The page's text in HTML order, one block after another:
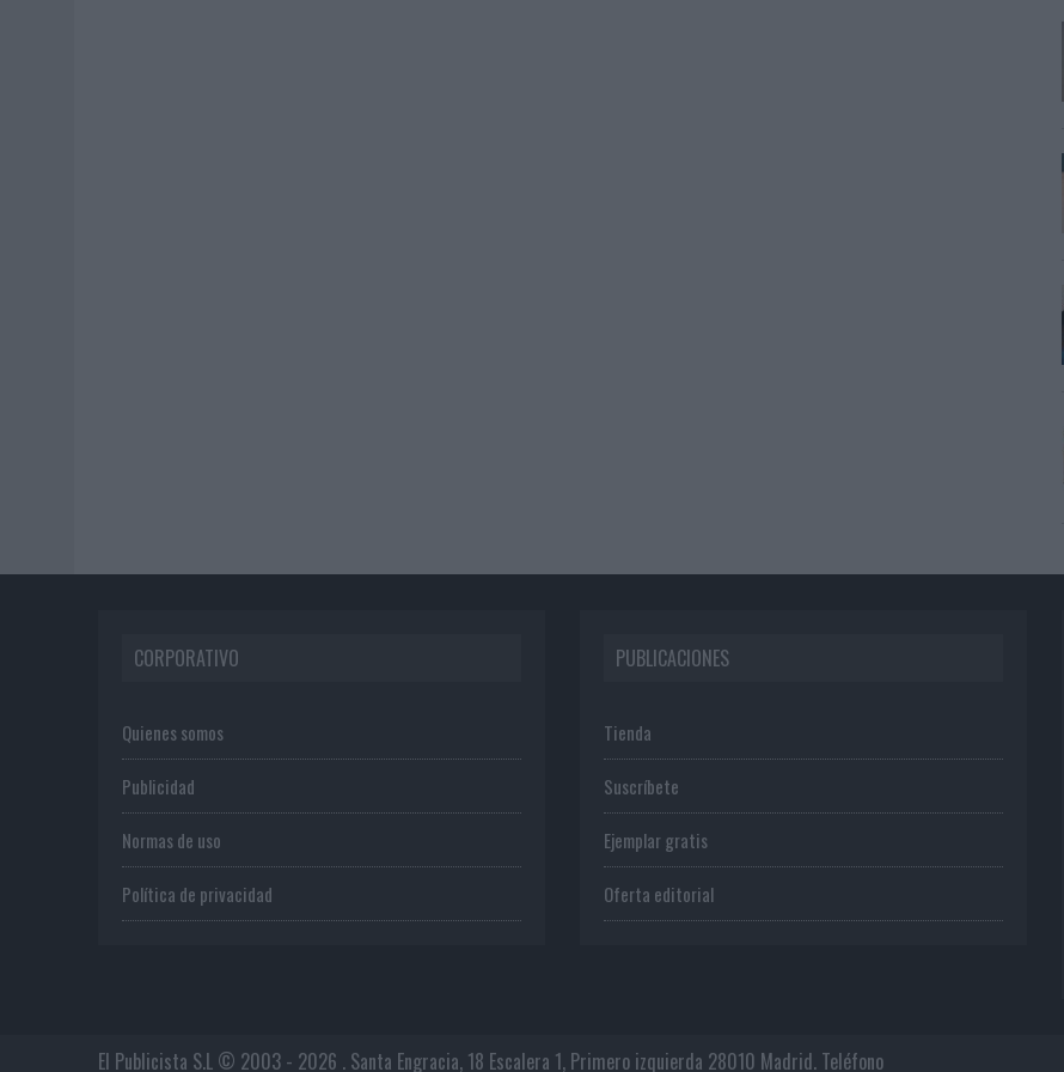
CORPORATIVO
Quienes somos
Publicidad
Normas de uso
Política de privacidad
PUBLICACIONES
Tienda
Suscríbete
Ejemplar gratis
Oferta editorial
El Publicista S.L © 2003 - 2026 . Santa Engracia, 18 Escalera 1, Primero izquierda 28010 Madrid. Teléfono